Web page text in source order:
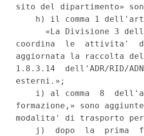
sito del dipartimento»
h) il comma 1
«La Divisione 3
coordina  le  attivita'
aggiornata la raccolta
1.8.3.14  dell'ADR/RID/
esterni.»;
i) al comma  8
formazione,» sono
modalita' di trasporto
j)  dopo  la  prima